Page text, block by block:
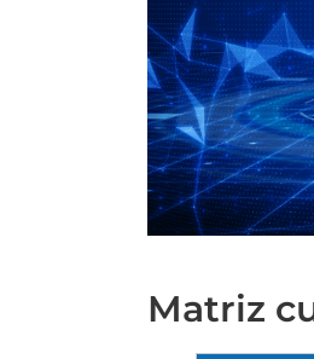
Matriz